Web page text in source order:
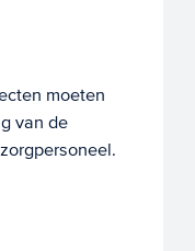
moeten
van de